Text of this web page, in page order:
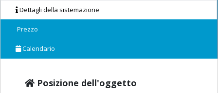
Dettagli della sistemazione
Prezzo
Calendario
Posizione dell'oggetto